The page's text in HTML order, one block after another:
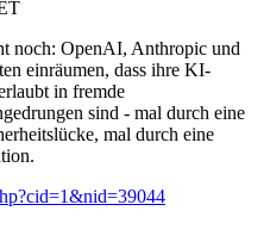
noch: OpenAI, Anthropic und
einräumen, dass ihre KI-
in fremde
sind - mal durch eine
mal durch eine